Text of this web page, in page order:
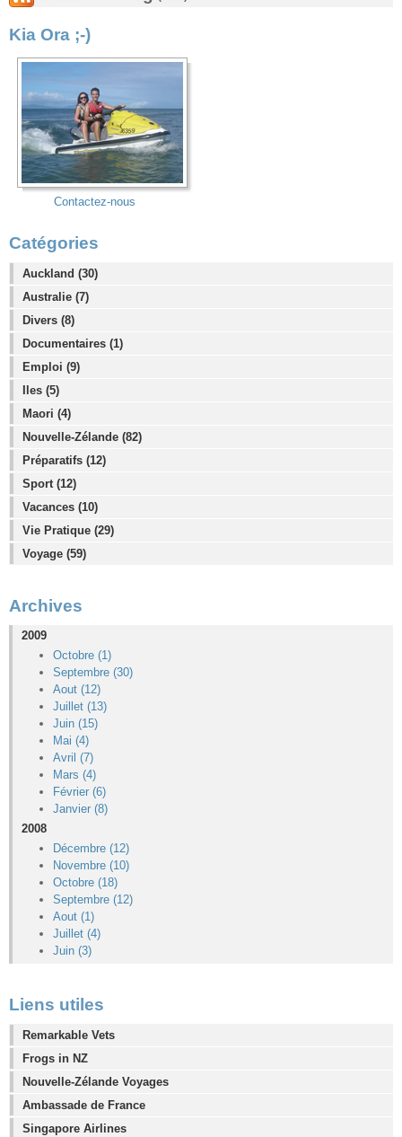
Kia Ora ;-)
Contactez-nous
Catégories
Auckland (30)
Australie (7)
Divers (8)
Documentaires (1)
Emploi (9)
Iles (5)
Maori (4)
Nouvelle-Zélande (82)
Préparatifs (12)
Sport (12)
Vacances (10)
Vie Pratique (29)
Voyage (59)
Archives
2009
Octobre (1)
Septembre (30)
Aout (12)
Juillet (13)
Juin (15)
Mai (4)
Avril (7)
Mars (4)
Février (6)
Janvier (8)
2008
Décembre (12)
Novembre (10)
Octobre (18)
Septembre (12)
Aout (1)
Juillet (4)
Juin (3)
Liens utiles
Remarkable Vets
Frogs in NZ
Nouvelle-Zélande Voyages
Ambassade de France
Singapore Airlines